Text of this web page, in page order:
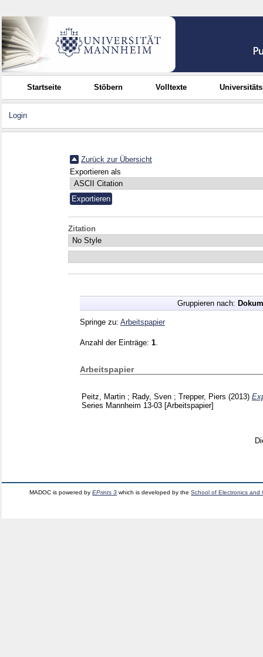
Startseite Stöbern Volltexte
Login
Zurück zur Übersicht
Exportieren als
Zitation
Gruppieren nach:
Springe zu: Arbeitspapier
Anzahl der Einträge: 1
Arbeitspapier
Peitz, Martin ; Rady, Sven ; Trepper, Piers (2013)
Series Mannheim 13-03 [Arbeitspapier]
MADOC is powered byEPrints 3 which is developed by theSchool of Electronics and